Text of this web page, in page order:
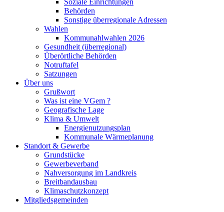
Soziale Einrichtungen
Behörden
Sonstige überregionale Adressen
Wahlen
Kommunahlwahlen 2026
Gesundheit (überregional)
Überörtliche Behörden
Notruftafel
Satzungen
Über uns
Grußwort
Was ist eine VGem ?
Geografische Lage
Klima & Umwelt
Energienutzungsplan
Kommunale Wärmeplanung
Standort & Gewerbe
Grundstücke
Gewerbeverband
Nahversorgung im Landkreis
Breitbandausbau
Klimaschutzkonzept
Mitgliedsgemeinden